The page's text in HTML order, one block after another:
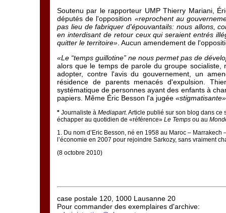
Soutenu par le rapporteur UMP Thierry Mariani,
députés de l'opposition «reprochent au
pas lieu de fabriquer d'épouvantails: nous allons,
en interdisant de retour ceux qui seraient entrés
quitter le territoire» . Aucun amendement de
«Le “temps guillotine” ne nous permet pas de
alors que le temps de parole du groupe
adopter, contre l'avis du gouvernement, un
résidence de parents menacés d'expulsion.
systématique de personnes ayant des enfants à
papiers. Même Éric Besson l'a jugée «stigmatisante»
* Journaliste à Mediapart. Article publié sur son blog dans ce
échapper au quotidien de «référence» Le Temps ou au
1. Du nom d’Eric Besson, né en 1958 au Maroc –
l’économie en 2007 pour rejoindre Sarkozy, sans vraiment
(8 octobre 2010)
case postale 120, 1000 Lausanne 20
Pour commander des exemplaires d'archive: